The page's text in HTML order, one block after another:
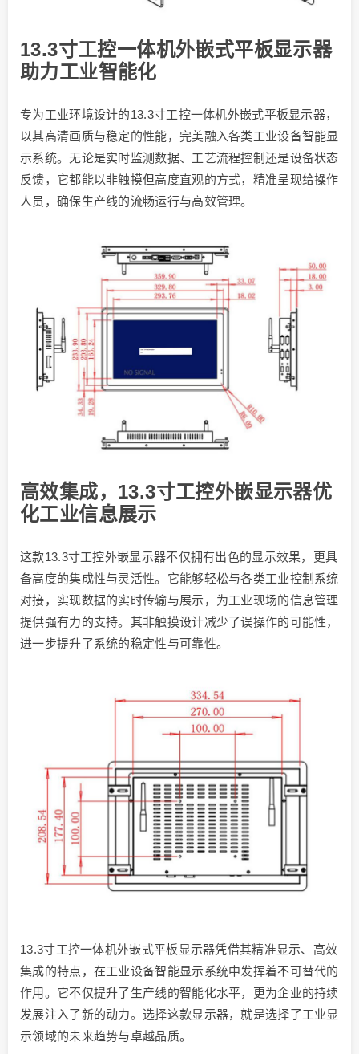
13.3寸工控一体机外嵌式平板显示器
助力工业智能化
专为工业环境设计的13.3寸工控一体机外嵌式平板显示器，
以其高清画质与稳定的性能，完美融入各类工业设备智能显
示系统。无论是实时监测数据、工艺流程控制还是设备状态
反馈，它都能以非触摸但高度直观的方式，精准呈现给操作
人员，确保生产线的流畅运行与高效管理。
高效集成，13.3寸工控外嵌显示器优
化工业信息展示
这款13.3寸工控外嵌显示器不仅拥有出色的显示效果，更具
备高度的集成性与灵活性。它能够轻松与各类工业控制系统
对接，实现数据的实时传输与展示，为工业现场的信息管理
提供强有力的支持。其非触摸设计减少了误操作的可能性，
进一步提升了系统的稳定性与可靠性。
13.3寸工控一体机外嵌式平板显示器凭借其精准显示、高效
集成的特点，在工业设备智能显示系统中发挥着不可替代的
作用。它不仅提升了生产线的智能化水平，更为企业的持续
发展注入了新的动力。选择这款显示器，就是选择了工业显
示领域的未来趋势与卓越品质。